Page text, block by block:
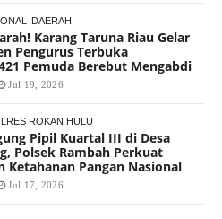
DAERAH
Karang Taruna Riau Gelar
Pengurus Terbuka
Pemuda Berebut Mengabdi
Jul 19, 2026
ROKAN HULU
Pipil Kuartal III di Desa
Polsek Rambah Perkuat
Ketahanan Pangan Nasional
Jul 17, 2026